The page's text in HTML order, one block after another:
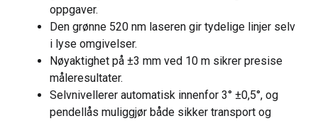
oppgaver.
Den grønne 520 nm laseren gir tydelige linjer selv
i lyse omgivelser.
Nøyaktighet på ±3 mm ved 10 m sikrer presise
måleresultater.
Selv­nivellerer automatisk innenfor 3° ±0,5°, og
pendellås muliggjør både sikker transport og